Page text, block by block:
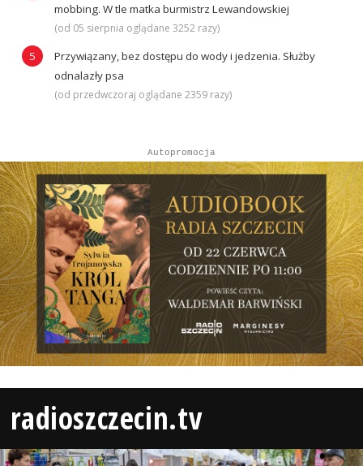
mobbing. W tle matka burmistrz Lewandowskiej
(od 05 sierpnia oglądane 3252 razy)
Przywiązany, bez dostępu do wody i jedzenia. Służby
odnalazły psa
(od przedwczoraj oglądane 2359 razy)
Autopromocja
radioszczecin.tv